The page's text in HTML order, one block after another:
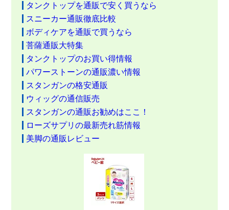
タンクトップを通販で安く買うなら
スニーカー通販徹底比較
ボディケアを通販で買うなら
菩薩通販大特集
タンクトップのお買い得情報
パワーストーンの通販濃い情報
スタンガンの格安通販
ウィッグの通信販売
スタンガンの通販お勧めはここ！
ローズサプリの最新売れ筋情報
美脚の通販レビュー